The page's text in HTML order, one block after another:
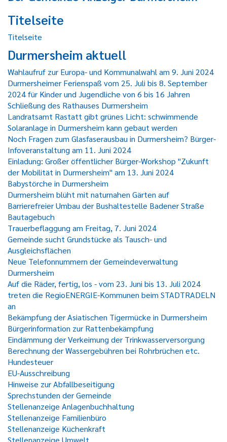
Titelseite
Titelseite
Durmersheim aktuell
Wahlaufruf zur Europa- und Kommunalwahl am 9. Juni 2024
Durmersheimer Ferienspaß vom 25. Juli bis 8. September
2024 für Kinder und Jugendliche von 6 bis 16 Jahren
Schließung des Rathauses Durmersheim
Landratsamt Rastatt gibt grünes Licht: schwimmende
Solaranlage in Durmersheim kann gebaut werden
Noch Fragen zum Glasfaserausbau in Durmersheim? Bürger-
Infoveranstaltung am 11. Juni 2024
Einladung: Großer öffentlicher Bürger-Workshop "Zukunft
der Mobilität in Durmersheim" am 13. Juni 2024
Babystörche in Durmersheim
Durmersheim blüht mit naturnahen Gärten auf
Barrierefreier Umbau der Bushaltestelle Badener Straße
Bautagebuch
Trauerbeflaggung am Freitag, 7. Juni 2024
Gemeinde sucht Grundstücke als Tausch- und
Ausgleichsflächen
Neue Telefonnummern der Gemeindeverwaltung
Durmersheim
Auf die Räder, fertig, los - vom 23. Juni bis 13. Juli 2024
treten die RegioENERGIE-Kommunen beim STADTRADELN
an
Bekämpfung der Asiatischen Tigermücke in Durmersheim
Bürgerinformation zur Rattenbekämpfung
Eindämmung der Verkeimung der Trinkwasserversorgung
Berechnung der Wassergebühren bei Rohrbrüchen etc.
Hundesteuer
EU-Ausschreibung
Hinweise zur Abfallbeseitigung
Sprechstunden der Gemeinde
Stellenanzeige Anlagenbuchhaltung
Stellenanzeige Familienbüro
Stellenanzeige Küchenkraft
Stellenanzeige Umwelt